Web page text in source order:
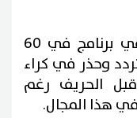
وأضاف المعاوي، خلال تدخله في برنامج في 60
هناك تردد وحذر في كراء
الحريف رغم
هذا المجال.